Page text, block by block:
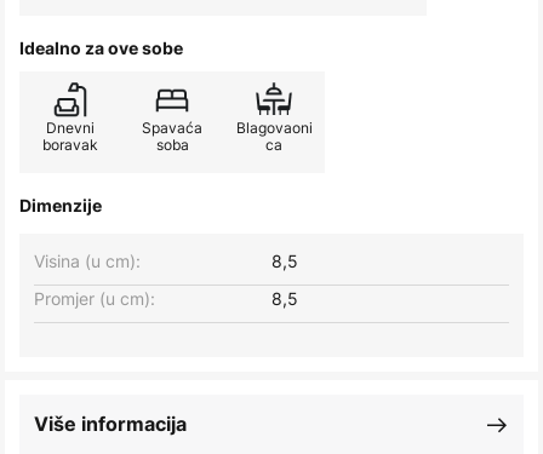
Idealno za ove sobe
Dnevni
boravak
Spavaća
soba
Blagovaoni
ca
Dimenzije
Visina (u cm):
8,5
Promjer (u cm):
8,5
Više informacija